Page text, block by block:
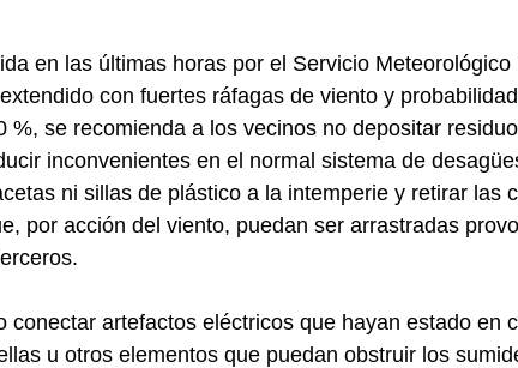
en las últimas horas por el Servicio Meteorológico
con fuertes ráfagas de viento y
%, se recomienda a los vecinos no depositar
inconvenientes en el normal sistema de
ni sillas de plástico a la intemperie y retirar las
por acción del viento, puedan ser arrastradas
conectar artefactos eléctricos que hayan estado en
u otros elementos que puedan obstruir los